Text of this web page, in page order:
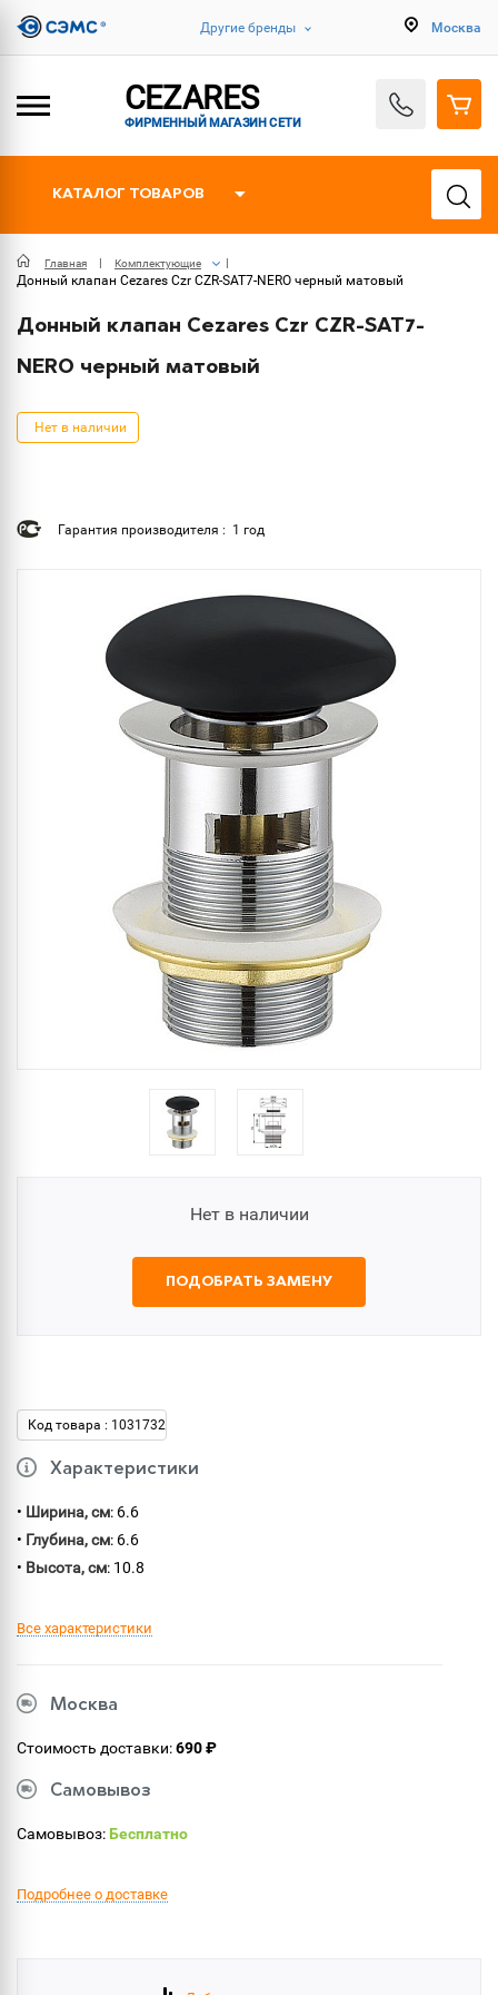
Другие бренды Москва
CEZARES
ФИРМЕННЫЙ МАГАЗИН СЕТИ
КАТАЛОГ ТОВАРОВ
Главная Комплектующие
Донный клапан Cezares Czr CZR-SAT7-NERO черный матовый
Донный клапан Cezares Czr CZR-SAT7-
NERO черный матовый
Нет в наличии
Гарантия производителя : 1 год
Нет в наличии
ПОДОБРАТЬ ЗАМЕНУ
Код товара : 1031732
Характеристики
• Ширина, см: 6.6
• Глубина, см: 6.6
• Высота, см: 10.8
Все характеристики
Москва
Стоимость доставки:690 ₽
Самовывоз
Самовывоз:Бесплатно
Подробнее о доставке